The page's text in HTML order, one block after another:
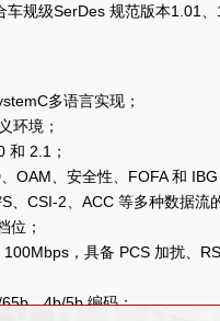
规级SerDes 规范版本1.01
多语言实现；
环境；
和 2.1；
OAM、安全性、FOFA 和 IBG
、CSI-2、ACC 等多种数据流
位；
，具备 PCS 加扰、
、4b/5b 编码；